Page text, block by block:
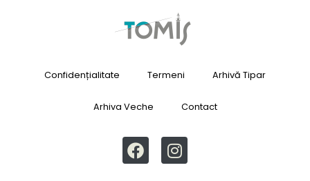
Confidențialitate Termeni Arhivă Tipar
Arhiva Veche Contact